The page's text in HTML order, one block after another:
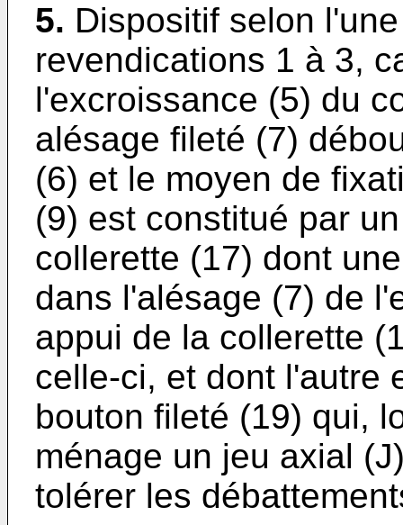
5. Dispositif selon
revendications 1 à 3,
l'excroissance (5) du
alésage fileté (7)
(6) et le moyen de
(9) est constitué par
collerette (17) dont
dans l'alésage (7) de
appui de la collerette
celle-ci, et dont l'autre
bouton fileté (19) qui,
ménage un jeu axial
tolérer les